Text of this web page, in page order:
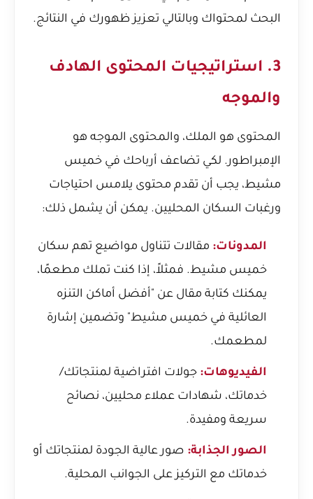
البحث لمحتواك وبالتالي تعزيز ظهورك في النتائج.
3. استراتيجيات المحتوى الهادف
والموجه
المحتوى هو الملك، والمحتوى الموجه هو
الإمبراطور. لكي تضاعف أرباحك في خميس
مشيط، يجب أن تقدم محتوى يلامس احتياجات
ورغبات السكان المحليين. يمكن أن يشمل ذلك:
المدونات: مقالات تتناول مواضيع تهم سكان
خميس مشيط. فمثلاً، إذا كنت تملك مطعمًا،
يمكنك كتابة مقال عن "أفضل أماكن التنزه
العائلية في خميس مشيط" وتضمين إشارة
لمطعمك.
الفيديوهات: جولات افتراضية لمنتجاتك/
خدماتك، شهادات عملاء محليين، نصائح
سريعة ومفيدة.
الصور الجذابة: صور عالية الجودة لمنتجاتك أو
خدماتك مع التركيز على الجوانب المحلية.